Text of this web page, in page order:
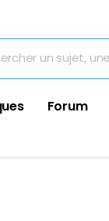
Forum